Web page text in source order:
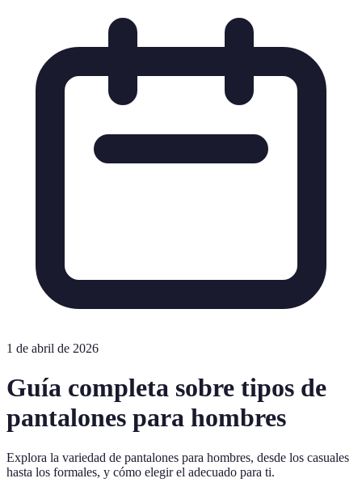
1 de abril de 2026
Guía completa sobre tipos de
pantalones para hombres
Explora la variedad de pantalones para hombres, desde los casuales
hasta los formales, y cómo elegir el adecuado para ti.